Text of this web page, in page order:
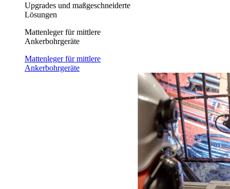
Upgrades und maßgeschneiderte
Lösungen
Mattenleger für mittlere
Ankerbohrgeräte
Mattenleger für mittlere
Ankerbohrgeräte